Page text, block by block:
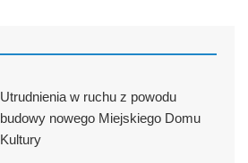
Utrudnienia w ruchu z powodu
budowy nowego Miejskiego Domu
Kultury